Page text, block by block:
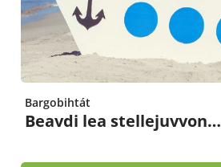
Bargobihtát
Beavdi lea stellejuvvon…